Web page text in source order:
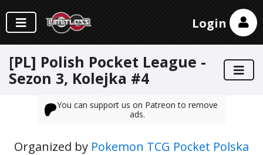
Login
[PL] Polish Pocket League -
Sezon 3, Kolejka #4
You can support us on Patreon to remove
ads.
Organized by Pokemon TCG Pocket Polska